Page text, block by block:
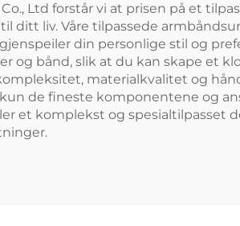
Ltd forstår vi at prisen på et
ditt liv. Våre tilpassede
din personlige stil og
og bånd, slik at du kan skape et
materialkvalitet og
de fineste komponentene og
et komplekst og spesialtilpasset